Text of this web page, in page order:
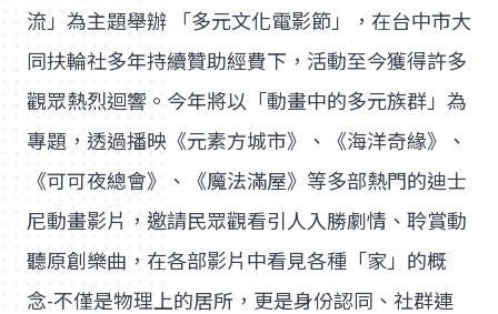
流」為主題舉辦 「多元文化電影節」，在台中市大
同扶輪社多年持續贊助經費下，活動至今獲得許多
觀眾熱烈迴響。今年將以「動畫中的多元族群」為
專題，透過播映《元素方城市》、《海洋奇緣》、
《可可夜總會》、《魔法滿屋》等多部熱門的迪士
尼動畫影片，邀請民眾觀看引人入勝劇情、聆賞動
聽原創樂曲，在各部影片中看見各種「家」的概
念-不僅是物理上的居所，更是身份認同、社群連